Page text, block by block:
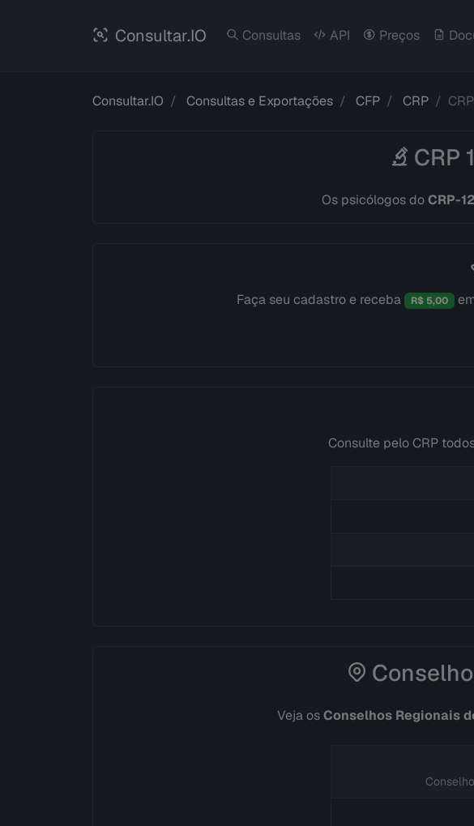
Consultar.IO Consultas API Preços
Consultar.IO Consultas e Exportações CFP CRP
CRP
Os psicólogos doCRP-12
Faça seu cadastro e receba R$ 5,00
Consulte pelo CRP
Veja osConselhos Regionais